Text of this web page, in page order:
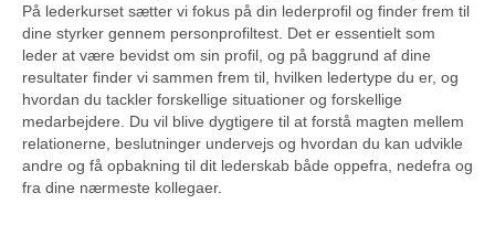
På lederkurset sætter vi fokus på din lederprofil og finder frem til
dine styrker gennem personprofiltest. Det er essentielt som
leder at være bevidst om sin profil, og på baggrund af dine
resultater finder vi sammen frem til, hvilken ledertype du er, og
hvordan du tackler forskellige situationer og forskellige
medarbejdere. Du vil blive dygtigere til at forstå magten mellem
relationerne, beslutninger undervejs og hvordan du kan udvikle
andre og få opbakning til dit lederskab både oppefra, nedefra og
fra dine nærmeste kollegaer.